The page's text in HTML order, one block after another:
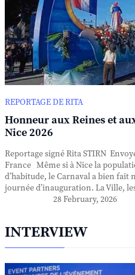
REPORTAGE DE RITA
Honneur aux Reines et
Nice 2026
Reportage signé Rita STIRN
France Même si à Nice la
d’habitude, le Carnaval a bien
journée d’inauguration. La Ville,
28 February, 2026
INTERVIEW